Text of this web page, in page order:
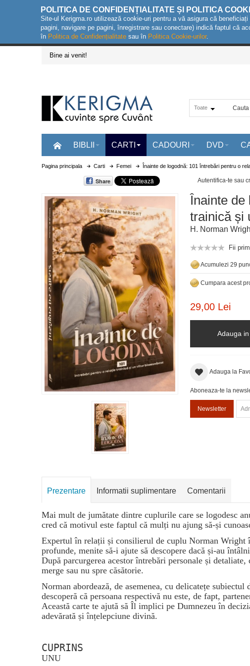
POLITICA DE CONFIDENȚIALITATE ȘI POLITICA
Site-ul Kerigma.ro utilizează cookie-uri pentru a vă asigura că
pagini, navigare pe pagini, înregistrare sau conectare) indică faptul că
în Politica de Confidențialitate sau în Politica Cookie-urilor.
Bine ai venit!
Toate
BIBLII CARTI CADOURI DVD
Pagina principala Carti Femei Înainte de logodnă: 101 întrebări pentru o
Share Autentifica-te sau
Înainte
trainică și
H. Norman
Fii
Acumulezi 29
Cumpara acest
29,00 Lei
Adauga
Adauga la
Aboneaza-te la
Newsletter
Prezentare Informatii suplimentare Comentarii
Mai mult de jumătate dintre cuplurile care se logodesc
cred că motivul este faptul că mulți nu ajung să-și
Expertul în relații și consilierul de cuplu Norman
profunde, menite să-i ajute să descopere dacă și-au
După parcurgerea acestor întrebări personale și
merge sau nu spre căsătorie.
Norman abordează, de asemenea, cu delicatețe
descoperă că persoana respectivă nu este, de fapt,
Această carte te ajută să Îl implici pe Dumnezeu în
adevărată și înțelepciune divină.
CUPRINS
UNU